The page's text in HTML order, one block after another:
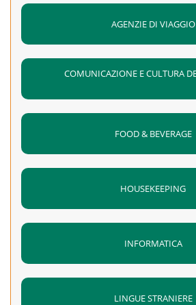
AGENZIE DI VIAGGIO
COMUNICAZIONE E CULTURA
FOOD & BEVERAGE
HOUSEKEEPING
INFORMATICA
LINGUE STRANIERE